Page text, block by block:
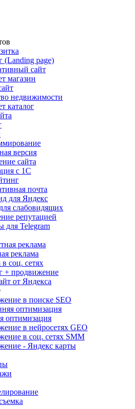
(Landing page)
сайт
магазин
недвижимости
каталог
версия
сайта
с 1С
почта
для Яндекс
слабовидящих
репутацией
для Telegram
реклама
реклама
соц. сетях
+ продвижение
от Яндекса
в поиске SEO
оптимизация
оптимизация
в нейросетях GEO
в соц. сетях SMM
- Яндекс карты